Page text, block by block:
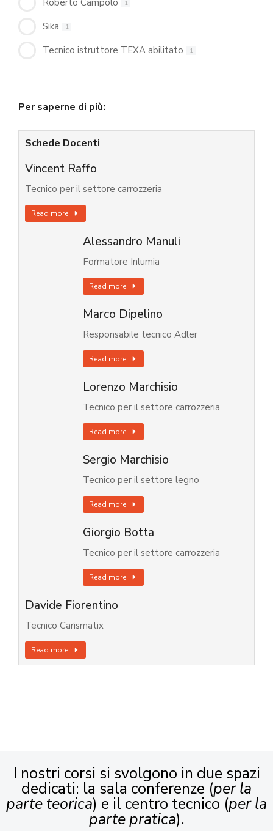
Roberto Campolo 1
Sika 1
Tecnico istruttore TEXA abilitato 1
Per saperne di più:
Schede Docenti
Vincent Raffo
Tecnico per il settore carrozzeria
Read more
Alessandro Manuli
Formatore Inlumia
Read more
Marco Dipelino
Responsabile tecnico Adler
Read more
Lorenzo Marchisio
Tecnico per il settore carrozzeria
Read more
Sergio Marchisio
Tecnico per il settore legno
Read more
Giorgio Botta
Tecnico per il settore carrozzeria
Read more
Davide Fiorentino
Tecnico Carismatix
Read more
I nostri corsi si svolgono in due spazi
dedicati: la sala conferenze (per la
parte teorica) e il centro tecnico (per la
parte pratica).